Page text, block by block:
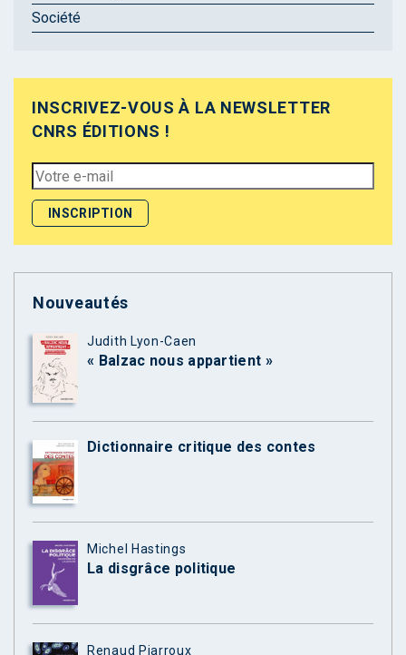
Société
INSCRIVEZ-VOUS À LA NEWSLETTER
CNRS ÉDITIONS !
Nouveautés
Judith Lyon-Caen
« Balzac nous appartient »
Dictionnaire critique des contes
Michel Hastings
La disgrâce politique
Renaud Piarroux